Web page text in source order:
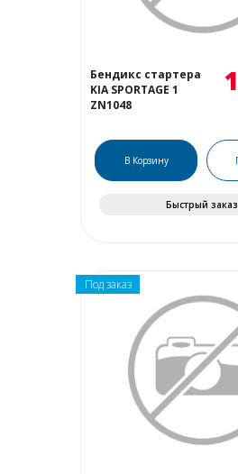
Бендикс стартера
KIA SPORTAGE 1
ZN1048
В Корзину
Быстрый заказ
Под заказ